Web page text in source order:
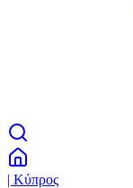
| Κύπρος